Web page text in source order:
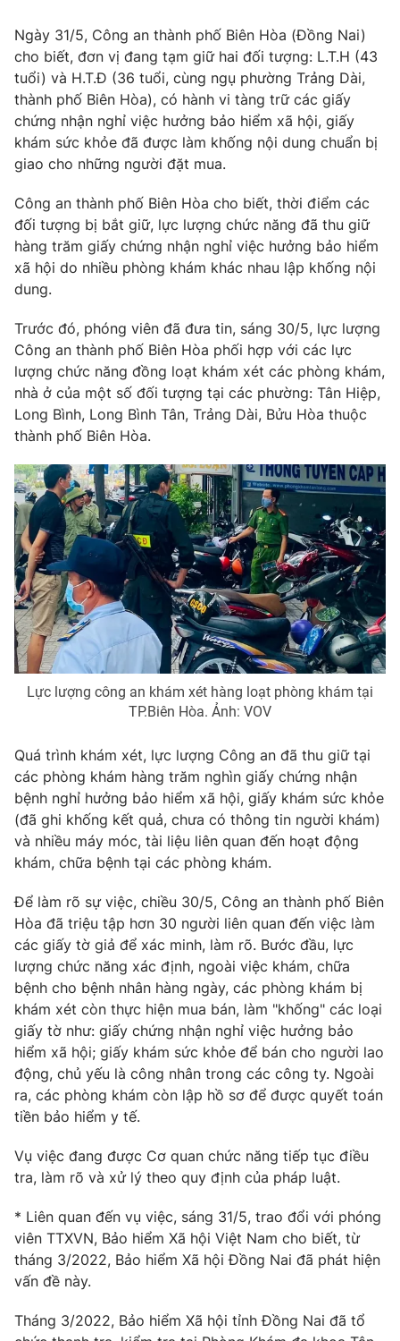
Câu chuyện quốc tế
Tài chính
Thị trường
Góc doanh nghiệp
Dữ liệu và đời sống
Truyền hình
Phim VTV
Nhân vật
Khán giả
Giải sao mai
Giải trí
Điện ảnh
Âm nhạc
Sao
Đời sống
Du lịch
Làm đẹp
Chất lượng cuộc sống
Giáo dục
Tuyển sinh
Học trực tuyến
Hitech Công nghệ tương lai
Sản phẩm
Thị trường
Giao lưu trực tuyến
Lịch phát sóng
Chuyên mục khác
Emagazine Podcast
Photo Infographic
Video Shorts video
VTV Money VTV Thể thao
Thị trường 24h Tấm lòng Việt
VTV4 Vươn mình bằng AI
Liên hệ tòa soạn English
THỜI BÁO VTV
Theo dõi báo trên
Cơ quan chủ quản:Đài Truyền hình Việt Nam
Cơ quan báo chí:
Thời báo VTV
Giấy phép hoạt động báo in và báo điện tử số 483/GP-BTTTT
cấp ngày 29/12/2023
Tổng Biên tập:Vũ Thanh Thủy
Phó Tổng Biên tập:
Tổng đài VTV:024.38 355 931 - 024.38 355 932
Ngày 31/5, Công an thành phố Biên Hòa (Đồng Nai)
cho biết, đơn vị đang tạm giữ hai đối tượng: L.T.H (43
tuổi) và H.T.Đ (36 tuổi, cùng ngụ phường Trảng Dài,
thành phố Biên Hòa), có hành vi tàng trữ các giấy
chứng nhận nghỉ việc hưởng bảo hiểm xã hội, giấy
khám sức khỏe đã được làm khống nội dung chuẩn bị
giao cho những người đặt mua.
Công an thành phố Biên Hòa cho biết, thời điểm các
đối tượng bị bắt giữ, lực lượng chức năng đã thu giữ
hàng trăm giấy chứng nhận nghỉ việc hưởng bảo hiểm
xã hội do nhiều phòng khám khác nhau lập khống nội
dung.
Trước đó, phóng viên đã đưa tin, sáng 30/5, lực lượng
Công an thành phố Biên Hòa phối hợp với các lực
lượng chức năng đồng loạt khám xét các phòng khám,
nhà ở của một số đối tượng tại các phường: Tân Hiệp,
Long Bình, Long Bình Tân, Trảng Dài, Bửu Hòa thuộc
thành phố Biên Hòa.
Lực lượng công an khám xét hàng loạt phòng khám tại
TP.Biên Hòa. Ảnh: VOV
Quá trình khám xét, lực lượng Công an đã thu giữ tại
các phòng khám hàng trăm nghìn giấy chứng nhận
bệnh nghỉ hưởng bảo hiểm xã hội, giấy khám sức khỏe
(đã ghi khống kết quả, chưa có thông tin người khám)
và nhiều máy móc, tài liệu liên quan đến hoạt động
khám, chữa bệnh tại các phòng khám.
Để làm rõ sự việc, chiều 30/5, Công an thành phố Biên
Hòa đã triệu tập hơn 30 người liên quan đến việc làm
các giấy tờ giả để xác minh, làm rõ. Bước đầu, lực
lượng chức năng xác định, ngoài việc khám, chữa
bệnh cho bệnh nhân hàng ngày, các phòng khám bị
khám xét còn thực hiện mua bán, làm "khống" các loại
giấy tờ như: giấy chứng nhận nghỉ việc hưởng bảo
hiểm xã hội; giấy khám sức khỏe để bán cho người lao
động, chủ yếu là công nhân trong các công ty. Ngoài
ra, các phòng khám còn lập hồ sơ để được quyết toán
tiền bảo hiểm y tế.
Vụ việc đang được Cơ quan chức năng tiếp tục điều
tra, làm rõ và xử lý theo quy định của pháp luật.
* Liên quan đến vụ việc, sáng 31/5, trao đổi với phóng
viên TTXVN, Bảo hiểm Xã hội Việt Nam cho biết, từ
tháng 3/2022, Bảo hiểm Xã hội Đồng Nai đã phát hiện
vấn đề này.
Tháng 3/2022, Bảo hiểm Xã hội tỉnh Đồng Nai đã tổ